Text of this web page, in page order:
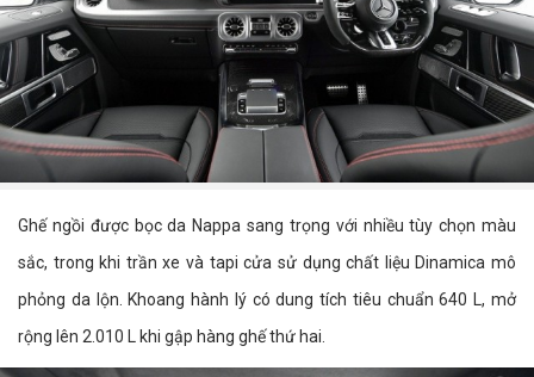
Ghế ngồi được bọc da Nappa sang trọng với nhiều tùy chọn màu
sắc, trong khi trần xe và tapi cửa sử dụng chất liệu Dinamica mô
phỏng da lộn. Khoang hành lý có dung tích tiêu chuẩn 640 L, mở
rộng lên 2.010 L khi gập hàng ghế thứ hai.